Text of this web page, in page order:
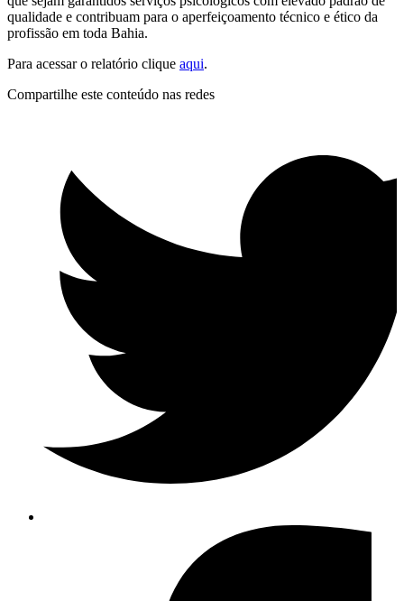
qualidade e contribuam para o aperfeiçoamento técnico e ético da
profissão em toda Bahia.
Para acessar o relatório clique aqui.
Compartilhe este conteúdo nas redes